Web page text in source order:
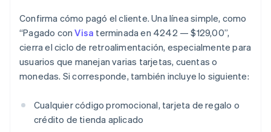
Confirma cómo pagó el cliente. Una línea simple, como
“Pagado conVisa terminada en 4242 — $129,00”,
cierra el ciclo de retroalimentación, especialmente para
usuarios que manejan varias tarjetas, cuentas o
monedas. Si corresponde, también incluye lo siguiente:
Cualquier código promocional, tarjeta de regalo o
crédito de tienda aplicado